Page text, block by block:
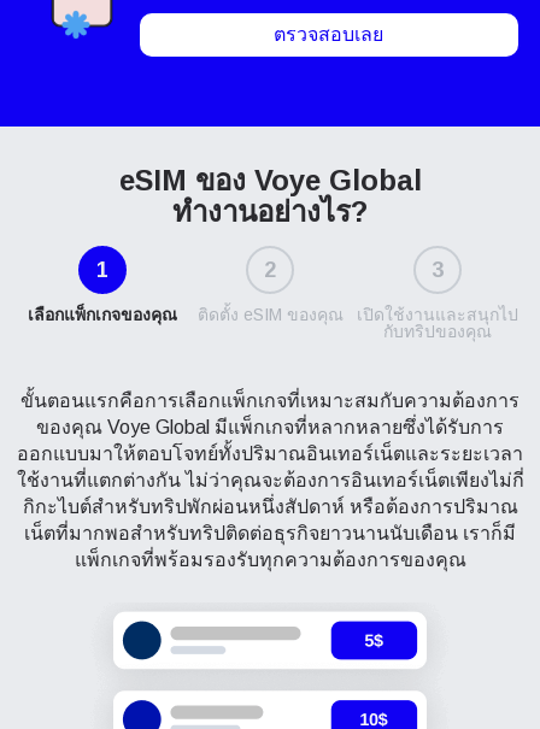
ตรวจสอบเลย
eSIM ของ Voye Global
ทำงานอย่างไร?
1
เลือกแพ็กเกจของคุณ
2
ติดตั้ง eSIM ของคุณ
3
เปิดใช้งานและสนุกไป
กับทริปของคุณ
ขั้นตอนแรกคือการเลือกแพ็กเกจที่เหมาะสมกับความต้องการ
ของคุณ Voye Global มีแพ็กเกจที่หลากหลายซึ่งได้รับการ
ออกแบบมาให้ตอบโจทย์ทั้งปริมาณอินเทอร์เน็ตและระยะเวลา
ใช้งานที่แตกต่างกัน ไม่ว่าคุณจะต้องการอินเทอร์เน็ตเพียงไม่กี่
กิกะไบต์สำหรับทริปพักผ่อนหนึ่งสัปดาห์ หรือต้องการปริมาณ
เน็ตที่มากพอสำหรับทริปติดต่อธุรกิจยาวนานนับเดือน เราก็มี
แพ็กเกจที่พร้อมรองรับทุกความต้องการของคุณ